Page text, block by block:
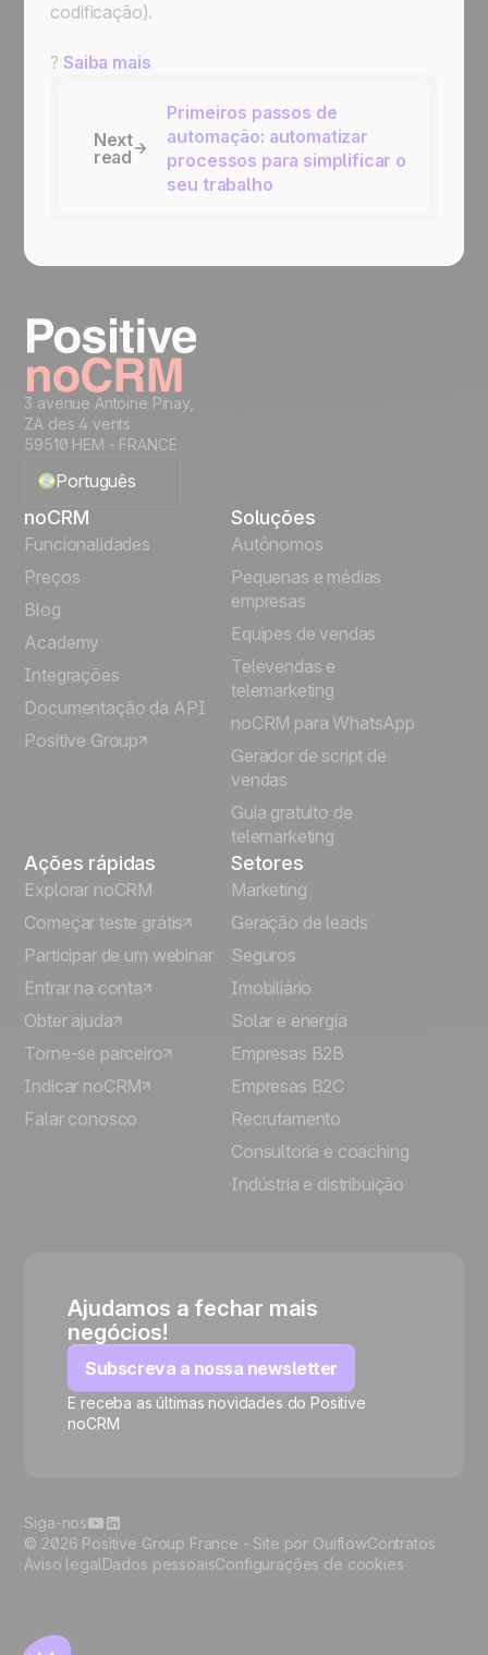
Manage cookies
codificação).
?Saiba mais
Next
read
Primeiros passos de
automação: automatizar
processos para simplificar o
seu trabalho
3 avenue Antoine Pinay,
ZA des 4 vents
59510 HEM - FRANCE
Português
English
Français
Español
Italiano
Deutsch
noCRM
Funcionalidades
Preços
Blog
Academy
Integrações
Documentação da API
Positive Group
Soluções
Autônomos
Pequenas e médias
empresas
Equipes de vendas
Televendas e
telemarketing
noCRM para WhatsApp
Gerador de script de
vendas
Guia gratuito de
telemarketing
Ações rápidas
Explorar noCRM
Começar teste grátis
Participar de um webinar
Entrar na conta
Obter ajuda
Torne-se parceiro
Indicar noCRM
Falar conosco
Setores
Marketing
Geração de leads
Seguros
Imobiliário
Solar e energia
Empresas B2B
Empresas B2C
Recrutamento
Consultoria e coaching
Indústria e distribuição
Ajudamos a fechar mais
negócios!
Subscreva a nossa newsletter
E receba as últimas novidades do Positive
noCRM
© 2026 Positive Group France - Site por OuiflowContratos
Aviso legalDados pessoaisConfigurações de cookies
Siga-nos